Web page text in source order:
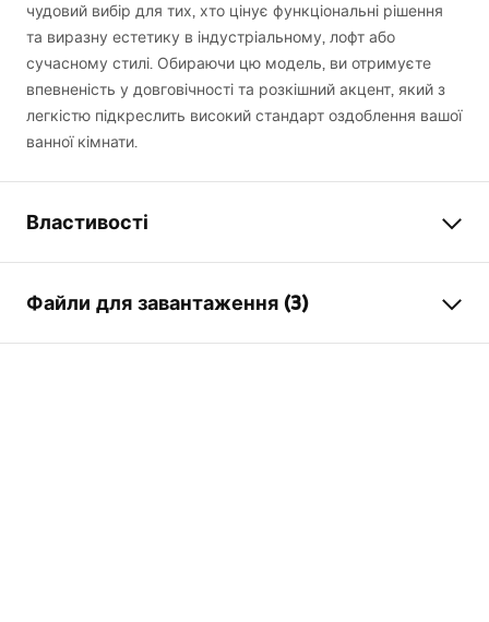
чудовий вибір для тих, хто цінує функціональні рішення
та виразну естетику в індустріальному, лофт або
сучасному стилі. Обираючи цю модель, ви отримуєте
впевненість у довговічності та розкішний акцент, який з
легкістю підкреслить високий стандарт оздоблення вашої
ванної кімнати.
Властивості
Спосіб монтажу
Настінний
Колір
матова мідь
Файли для завантаження (3)